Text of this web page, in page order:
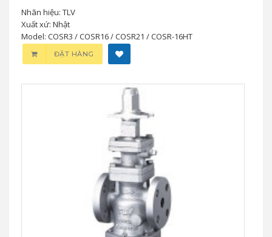
Nhãn hiệu: TLV
Xuất xứ: Nhật
Model: COSR3 / COSR16 / COSR21 / COSR-16HT
ĐẶT HÀNG